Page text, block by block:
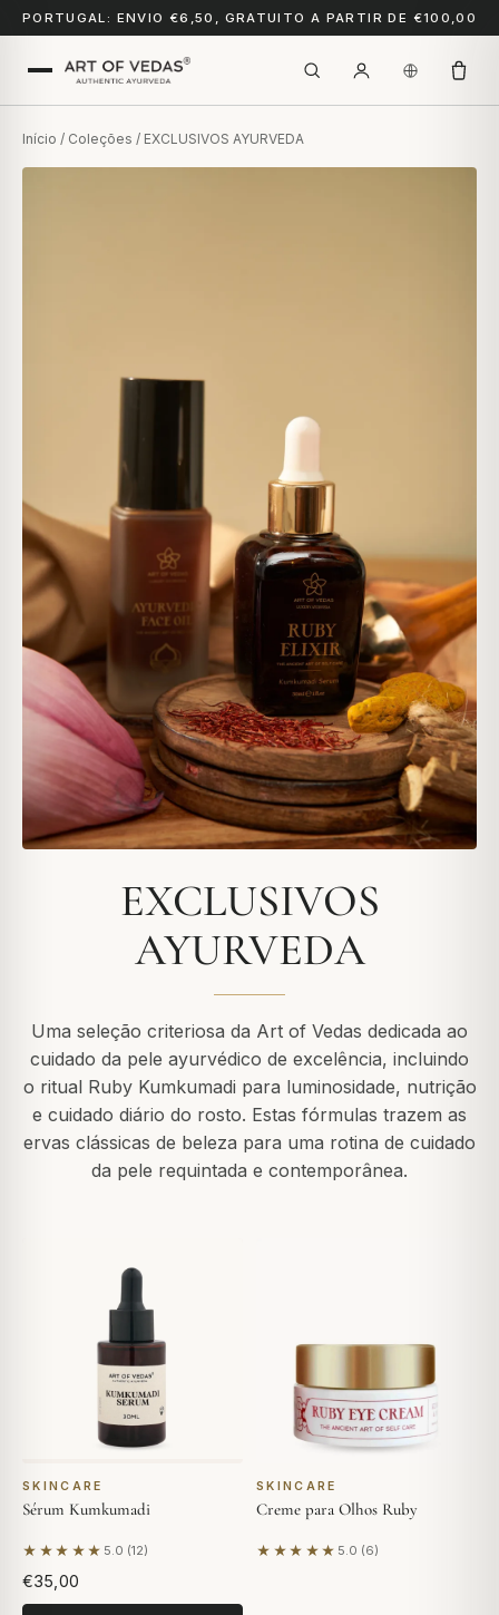
PORTUGAL: ENVIO €6,50, GRATUITO A PARTIR DE €100,00
Início / Coleções / EXCLUSIVOS AYURVEDA
EXCLUSIVOS
AYURVEDA
Uma seleção criteriosa da Art of Vedas dedicada ao
cuidado da pele ayurvédico de excelência, incluindo
o ritual Ruby Kumkumadi para luminosidade, nutrição
e cuidado diário do rosto. Estas fórmulas trazem as
ervas clássicas de beleza para uma rotina de cuidado
da pele requintada e contemporânea.
SKINCARE
Sérum Kumkumadi
★★★★★ 5.0 (12)
Com base em 12 avaliações
€35,00
SKINCARE
Creme para Olhos Ruby
★★★★★ 5.0 (6)
Com base em 6 avaliações